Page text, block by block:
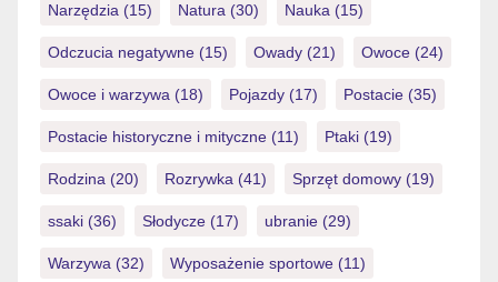
Narzędzia (15) Natura (30) Nauka (15)
Odczucia negatywne (15) Owady (21) Owoce (24)
Owoce i warzywa (18) Pojazdy (17) Postacie (35)
Postacie historyczne i mityczne (11) Ptaki (19)
Rodzina (20) Rozrywka (41) Sprzęt domowy (19)
ssaki (36) Słodycze (17) ubranie (29)
Warzywa (32) Wyposażenie sportowe (11)